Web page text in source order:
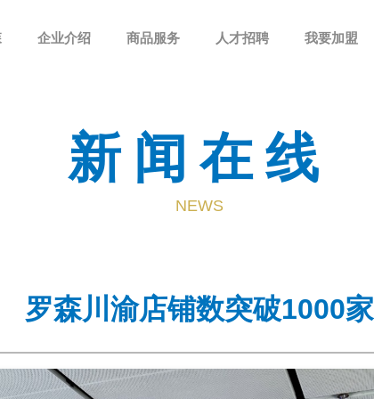
企业介绍 商品服务 人才招聘 我要加盟
新闻在线
NEWS
罗森川渝店铺数突破1000家